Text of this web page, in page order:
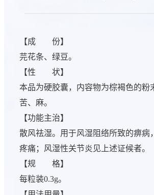
【成 份】
芫花条、绿豆。
【性 状】
本品为硬胶囊，内容物为棕褐色的粉
苦、麻。
【功能主治】
散风祛湿。用于风湿阻络所致的痹病
疼痛；风湿性关节炎见上述证候者。
【规 格】
每粒装0.3g。